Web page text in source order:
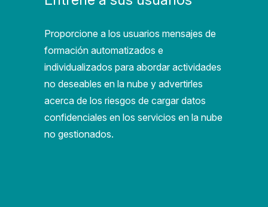
Proporcione a los usuarios mensajes de
formación automatizados e
individualizados para abordar actividades
no deseables en la nube y advertirles
acerca de los riesgos de cargar datos
confidenciales en los servicios en la nube
no gestionados.